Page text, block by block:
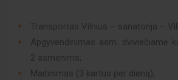
Transportas Vilnius – sanatorija –
Apgyvendinimas asm. dviviečiame
2 asmenims;
Maitinimas (3 kartus per dieną);